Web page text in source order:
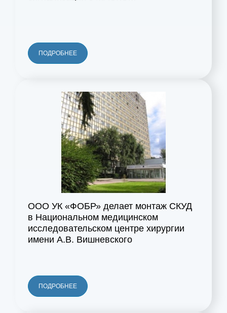
ПОДРОБНЕЕ
ООО УК «ФОБР» делает монтаж СКУД
в Национальном медицинском
исследовательском центре хирургии
имени А.В. Вишневского
ПОДРОБНЕЕ